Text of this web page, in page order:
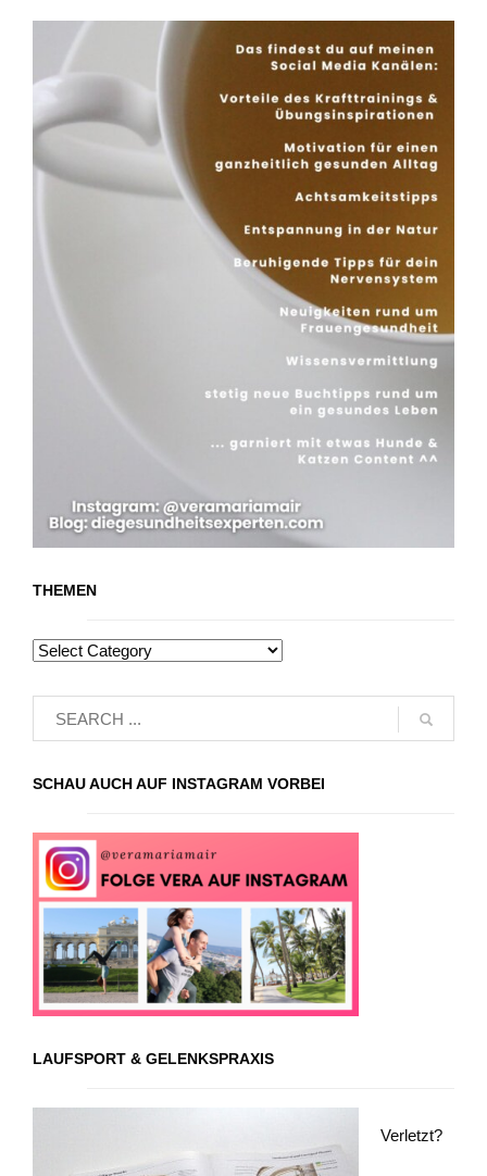
THEMEN
SCHAU AUCH AUF INSTAGRAM VORBEI
LAUFSPORT & GELENKSPRAXIS
Verletzt?